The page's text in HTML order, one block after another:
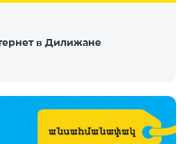
в Дилижане